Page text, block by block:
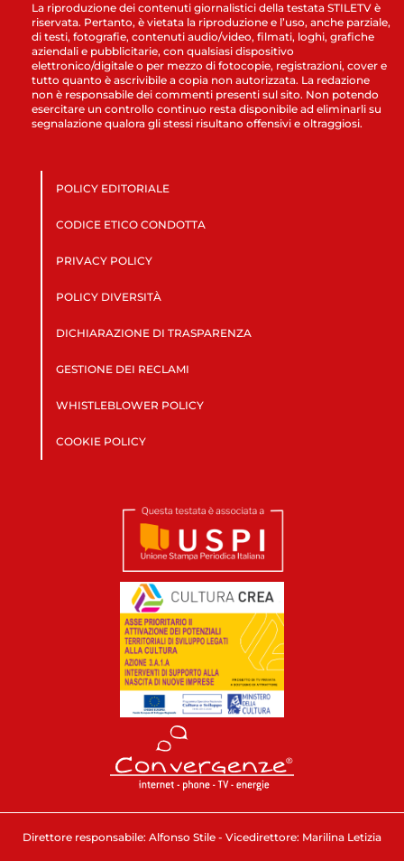
La riproduzione dei contenuti giornalistici della testata STILETV è
riservata. Pertanto, è vietata la riproduzione e l’uso, anche parziale,
di testi, fotografie, contenuti audio/video, filmati, loghi, grafiche
aziendali e pubblicitarie, con qualsiasi dispositivo
elettronico/digitale o per mezzo di fotocopie, registrazioni, cover e
tutto quanto è ascrivibile a copia non autorizzata. La redazione
non è responsabile dei commenti presenti sul sito. Non potendo
esercitare un controllo continuo resta disponibile ad eliminarli su
segnalazione qualora gli stessi risultano offensivi e oltraggiosi.
POLICY EDITORIALE
CODICE ETICO CONDOTTA
PRIVACY POLICY
POLICY DIVERSITÀ
DICHIARAZIONE DI TRASPARENZA
GESTIONE DEI RECLAMI
WHISTLEBLOWER POLICY
COOKIE POLICY
Direttore responsabile: Alfonso Stile - Vicedirettore: Marilina Letizia